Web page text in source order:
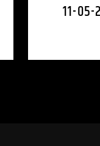
11-05-